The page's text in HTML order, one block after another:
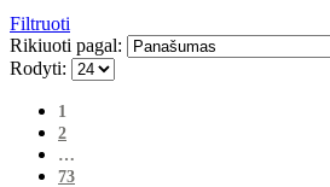
Filtruoti
Rikiuoti pagal:
Rodyti:
1
2
…
73